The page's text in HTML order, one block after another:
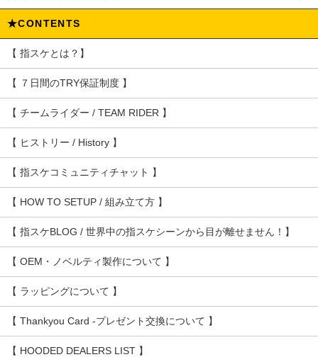
★CONTENTS
【 指スケとは？】
【 ７日間のTRY保証制度 】
【 チームライダー / TEAM RIDER 】
【 ヒストリー / History 】
【 指スケコミュニティチャット 】
【 HOW TO SETUP / 組み立て方 】
【 指スケBLOG / 世界中の指スケシーンから目が離せません！】
【 OEM・ノベルティ製作について 】
【 ラッピングについて 】
【 Thankyou Card -プレゼント交換について 】
【 HOODED DEALERS LIST 】